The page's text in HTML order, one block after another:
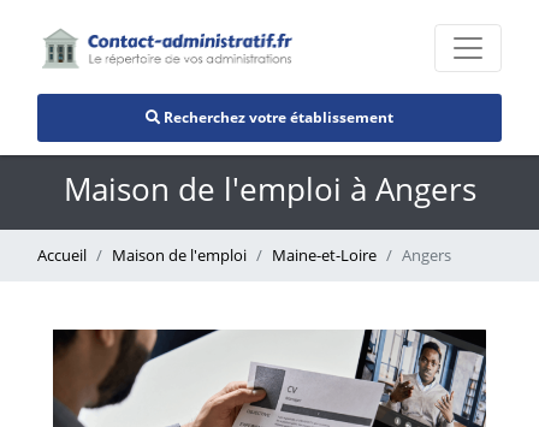
Recherchez votre établissement
Maison de l'emploi à Angers
Accueil Maison de l'emploi Maine-et-Loire Angers